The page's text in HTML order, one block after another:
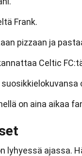
Frank.
pizzaan ja
Celtic
on aina aikaa
lyhyessä ajassa.